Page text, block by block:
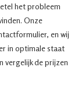
het probleem
Onze
en wij
in optimale staat
vergelijk de prijzen